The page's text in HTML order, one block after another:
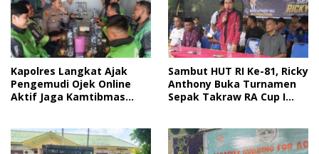
Kapolres Langkat Ajak
Pengemudi Ojek Online
Aktif Jaga Kamtibmas
Sambut HUT RI Ke-81, Ricky
Anthony Buka Turnamen
Sepak Takraw RA Cup I